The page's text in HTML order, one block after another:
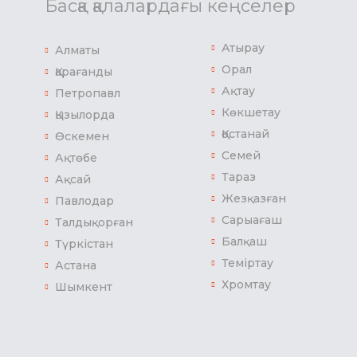
Басқа қалалардағы кеңселер
Алматы
Қарағанды
Петропавл
Қызылорда
Өскемен
Ақтөбе
Ақсай
Павлодар
Талдықорған
Түркістан
Астана
Шымкент
Атырау
Орал
Ақтау
Көкшетау
Қостанай
Семей
Тараз
Жезқазған
Сарыағаш
Балқаш
Теміртау
Хромтау